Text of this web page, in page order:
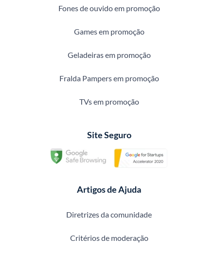
Fones de ouvido em promoção
Games em promoção
Geladeiras em promoção
Fralda Pampers em promoção
TVs em promoção
Site Seguro
Artigos de Ajuda
Diretrizes da comunidade
Critérios de moderação